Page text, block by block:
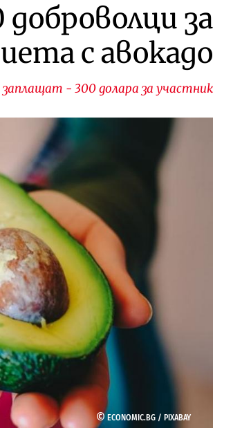
за
с авокадо
заплащат - 300 долара за участник
©ECONOMIC.BG / PIXABAY